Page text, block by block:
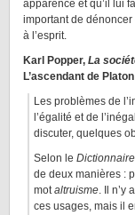
apparence et qu’il lui
important de dénoncer
à l’esprit.
Karl Popper, La
L’ascendant de
Les problèmes de
l’égalité et de
discuter, quelques
Selon le Dictionnaire
de deux manières :
motaltruisme. Il n’y
ces usages, mais il